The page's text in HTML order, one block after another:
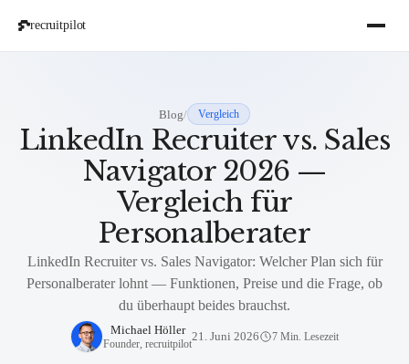
recruitpilot
Blog/ Vergleich
LinkedIn Recruiter vs. Sales
Navigator 2026 —
Vergleich für
Personalberater
LinkedIn Recruiter vs. Sales Navigator: Welcher Plan sich für
Personalberater lohnt — Funktionen, Preise und die Frage, ob
du überhaupt beides brauchst.
Michael Höller
Founder, recruitpilot
21. Juni 2026 7 Min. Lesezeit